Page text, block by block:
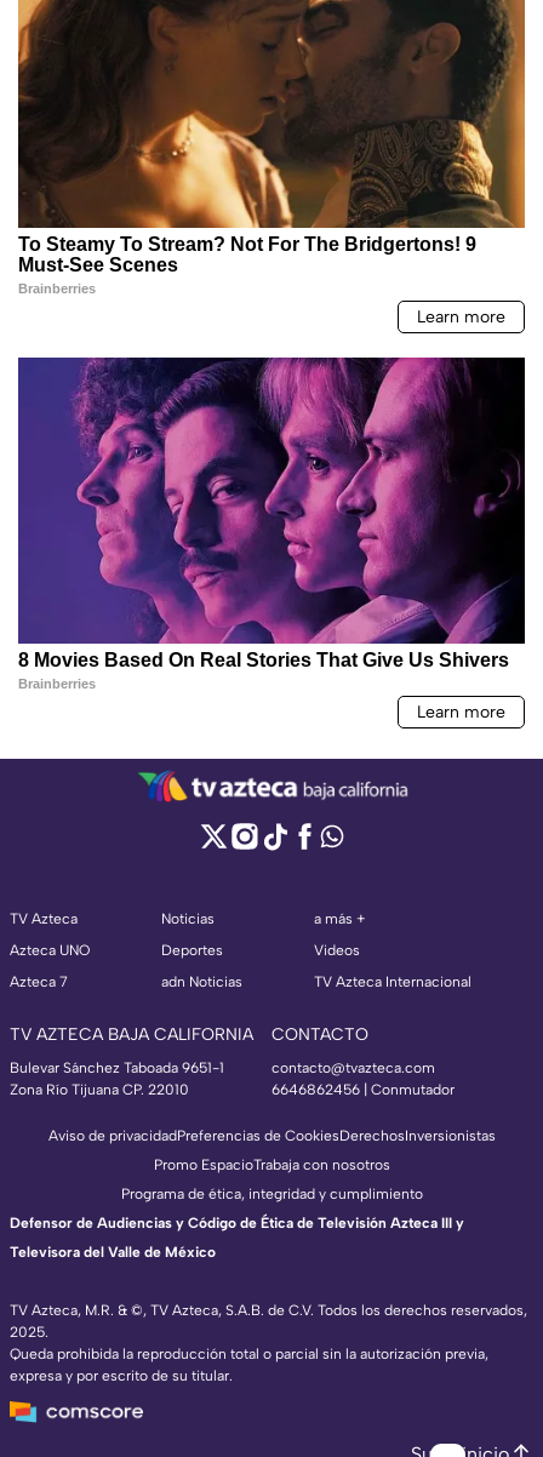
TV Azteca
Azteca UNO
Azteca 7
Noticias
Deportes
adn Noticias
a más +
Videos
TV Azteca Internacional
TV AZTECA BAJA CALIFORNIA
Bulevar Sánchez Taboada 9651-1
Zona Río Tijuana CP. 22010
CONTACTO
contacto@tvazteca.com
6646862456 | Conmutador
TV Azteca, M.R. & ©, TV Azteca, S.A.B. de C.V. Todos los derechos reservados,
2025.
Queda prohibida la reproducción total o parcial sin la autorización previa,
expresa y por escrito de su titular.
Aviso de privacidadPreferencias de CookiesDerechosInversionistas
Promo EspacioTrabaja con nosotros
Programa de ética, integridad y cumplimiento
Defensor de Audiencias y Código de Ética de Televisión Azteca III y
Televisora del Valle de México